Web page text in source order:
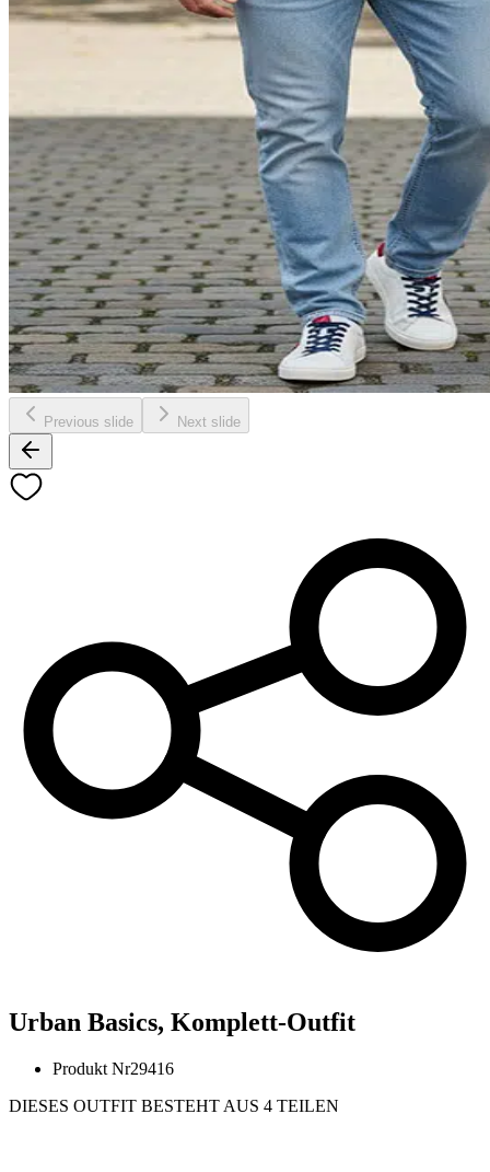
Previous slide Next slide
Urban Basics, Komplett-Outfit
Produkt Nr29416
DIESES OUTFIT BESTEHT AUS 4 TEILEN